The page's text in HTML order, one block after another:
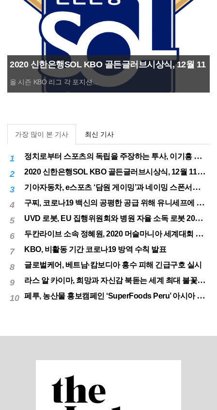
2020 신한은행SOL KBO 골든글러브시상식, 12월 11
일(금) 시행
올 시즌 KBO 리그 각 포지션...
가장 많이 본 기사 최신 기사
1 정치로부터 스포츠의 독립을 주장하는 투사, 이기흥 대한체육회장 연임 성공
2 2020 신한은행SOL KBO 골든글러브시상식, 12월 11일(금) 시행
3 기아자동차, e스포츠 ‘담원 게이밍’과 네이밍 스폰서십 체결
4 구찌, 코로나19 백신의 공평한 공급 위해 유니세프에 50만달러 기부
5 UVD 로봇, EU 집행위원회와 병원 자율 소독 로봇 200대 공급 계약
6 두칸라이브 소속 정혜원, 2020 머슬마니아 세계대회 우승
7 KBO, 비활동 기간 코로나19 방역 수칙 발표
8 글로벌케어, 베트남·캄보디아 홍수 피해 긴급구호 실시
9 라스 알 카이마, 희망과 자신감 북돋는 세계 최대 불꽃놀이
10 페루, 농산물 홍보캠페인 ‘SuperFoods Peru’ 아시아 진출개척